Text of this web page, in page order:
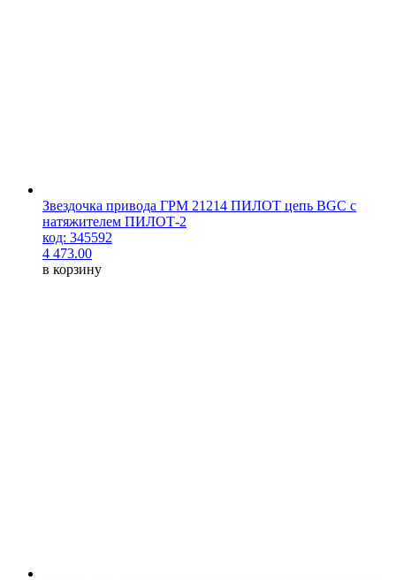
Звездочка привода ГРМ 21214 ПИЛОТ цепь BGC с
натяжителем ПИЛОТ-2
код: 345592
4 473.00
в корзину